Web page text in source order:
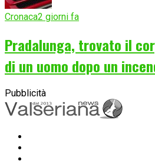
Cronaca2 giorni fa
Pradalunga, trovato il
di un uomo dopo un
Pubblicità